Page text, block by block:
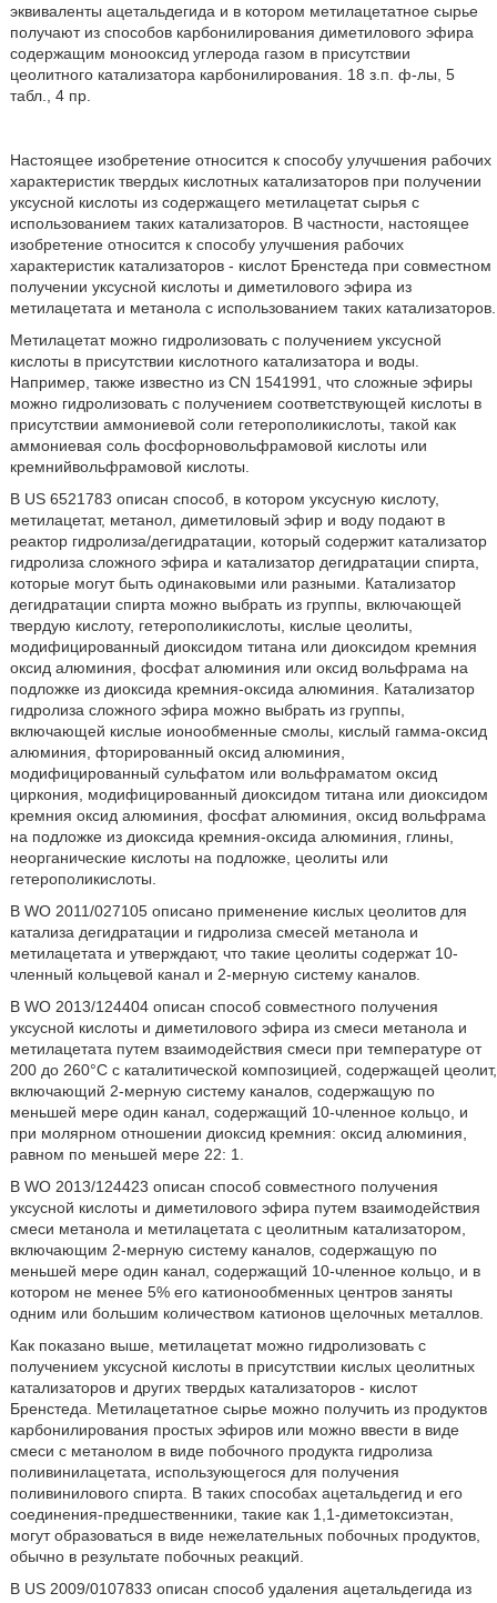
эквиваленты ацетальдегида и в котором метилацетатное сырье
получают из способов карбонилирования диметилового эфира
содержащим монооксид углерода газом в присутствии
цеолитного катализатора карбонилирования. 18 з.п. ф-лы, 5
табл., 4 пр.
Настоящее изобретение относится к способу улучшения рабочих
характеристик твердых кислотных катализаторов при получении
уксусной кислоты из содержащего метилацетат сырья с
использованием таких катализаторов. В частности, настоящее
изобретение относится к способу улучшения рабочих
характеристик катализаторов - кислот Бренстеда при совместном
получении уксусной кислоты и диметилового эфира из
метилацетата и метанола с использованием таких катализаторов.
Метилацетат можно гидролизовать с получением уксусной
кислоты в присутствии кислотного катализатора и воды.
Например, также известно из CN 1541991, что сложные эфиры
можно гидролизовать с получением соответствующей кислоты в
присутствии аммониевой соли гетерополикислоты, такой как
аммониевая соль фосфорновольфрамовой кислоты или
кремнийвольфрамовой кислоты.
В US 6521783 описан способ, в котором уксусную кислоту,
метилацетат, метанол, диметиловый эфир и воду подают в
реактор гидролиза/дегидратации, который содержит катализатор
гидролиза сложного эфира и катализатор дегидратации спирта,
которые могут быть одинаковыми или разными. Катализатор
дегидратации спирта можно выбрать из группы, включающей
твердую кислоту, гетерополикислоты, кислые цеолиты,
модифицированный диоксидом титана или диоксидом кремния
оксид алюминия, фосфат алюминия или оксид вольфрама на
подложке из диоксида кремния-оксида алюминия. Катализатор
гидролиза сложного эфира можно выбрать из группы,
включающей кислые ионообменные смолы, кислый гамма-оксид
алюминия, фторированный оксид алюминия,
модифицированный сульфатом или вольфраматом оксид
циркония, модифицированный диоксидом титана или диоксидом
кремния оксид алюминия, фосфат алюминия, оксид вольфрама
на подложке из диоксида кремния-оксида алюминия, глины,
неорганические кислоты на подложке, цеолиты или
гетерополикислоты.
В WO 2011/027105 описано применение кислых цеолитов для
катализа дегидратации и гидролиза смесей метанола и
метилацетата и утверждают, что такие цеолиты содержат 10-
членный кольцевой канал и 2-мерную систему каналов.
В WO 2013/124404 описан способ совместного получения
уксусной кислоты и диметилового эфира из смеси метанола и
метилацетата путем взаимодействия смеси при температуре от
200 до 260°C с каталитической композицией, содержащей цеолит,
включающий 2-мерную систему каналов, содержащую по
меньшей мере один канал, содержащий 10-членное кольцо, и
при молярном отношении диоксид кремния: оксид алюминия,
равном по меньшей мере 22: 1.
В WO 2013/124423 описан способ совместного получения
уксусной кислоты и диметилового эфира путем взаимодействия
смеси метанола и метилацетата с цеолитным катализатором,
включающим 2-мерную систему каналов, содержащую по
меньшей мере один канал, содержащий 10-членное кольцо, и в
котором не менее 5% его катионообменных центров заняты
одним или большим количеством катионов щелочных металлов.
Как показано выше, метилацетат можно гидролизовать с
получением уксусной кислоты в присутствии кислых цеолитных
катализаторов и других твердых катализаторов - кислот
Бренстеда. Метилацетатное сырье можно получить из продуктов
карбонилирования простых эфиров или можно ввести в виде
смеси с метанолом в виде побочного продукта гидролиза
поливинилацетата, использующегося для получения
поливинилового спирта. В таких способах ацетальдегид и его
соединения-предшественники, такие как 1,1-диметоксиэтан,
могут образоваться в виде нежелательных побочных продуктов,
обычно в результате побочных реакций.
В US 2009/0107833 описан способ удаления ацетальдегида из